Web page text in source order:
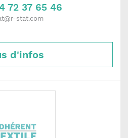
72 37 65 46
stat.com
d'infos